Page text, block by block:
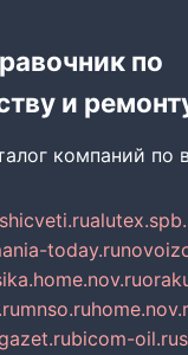
по
и
компаний по
today.ru
mnso.ru
bicom-oil.ru